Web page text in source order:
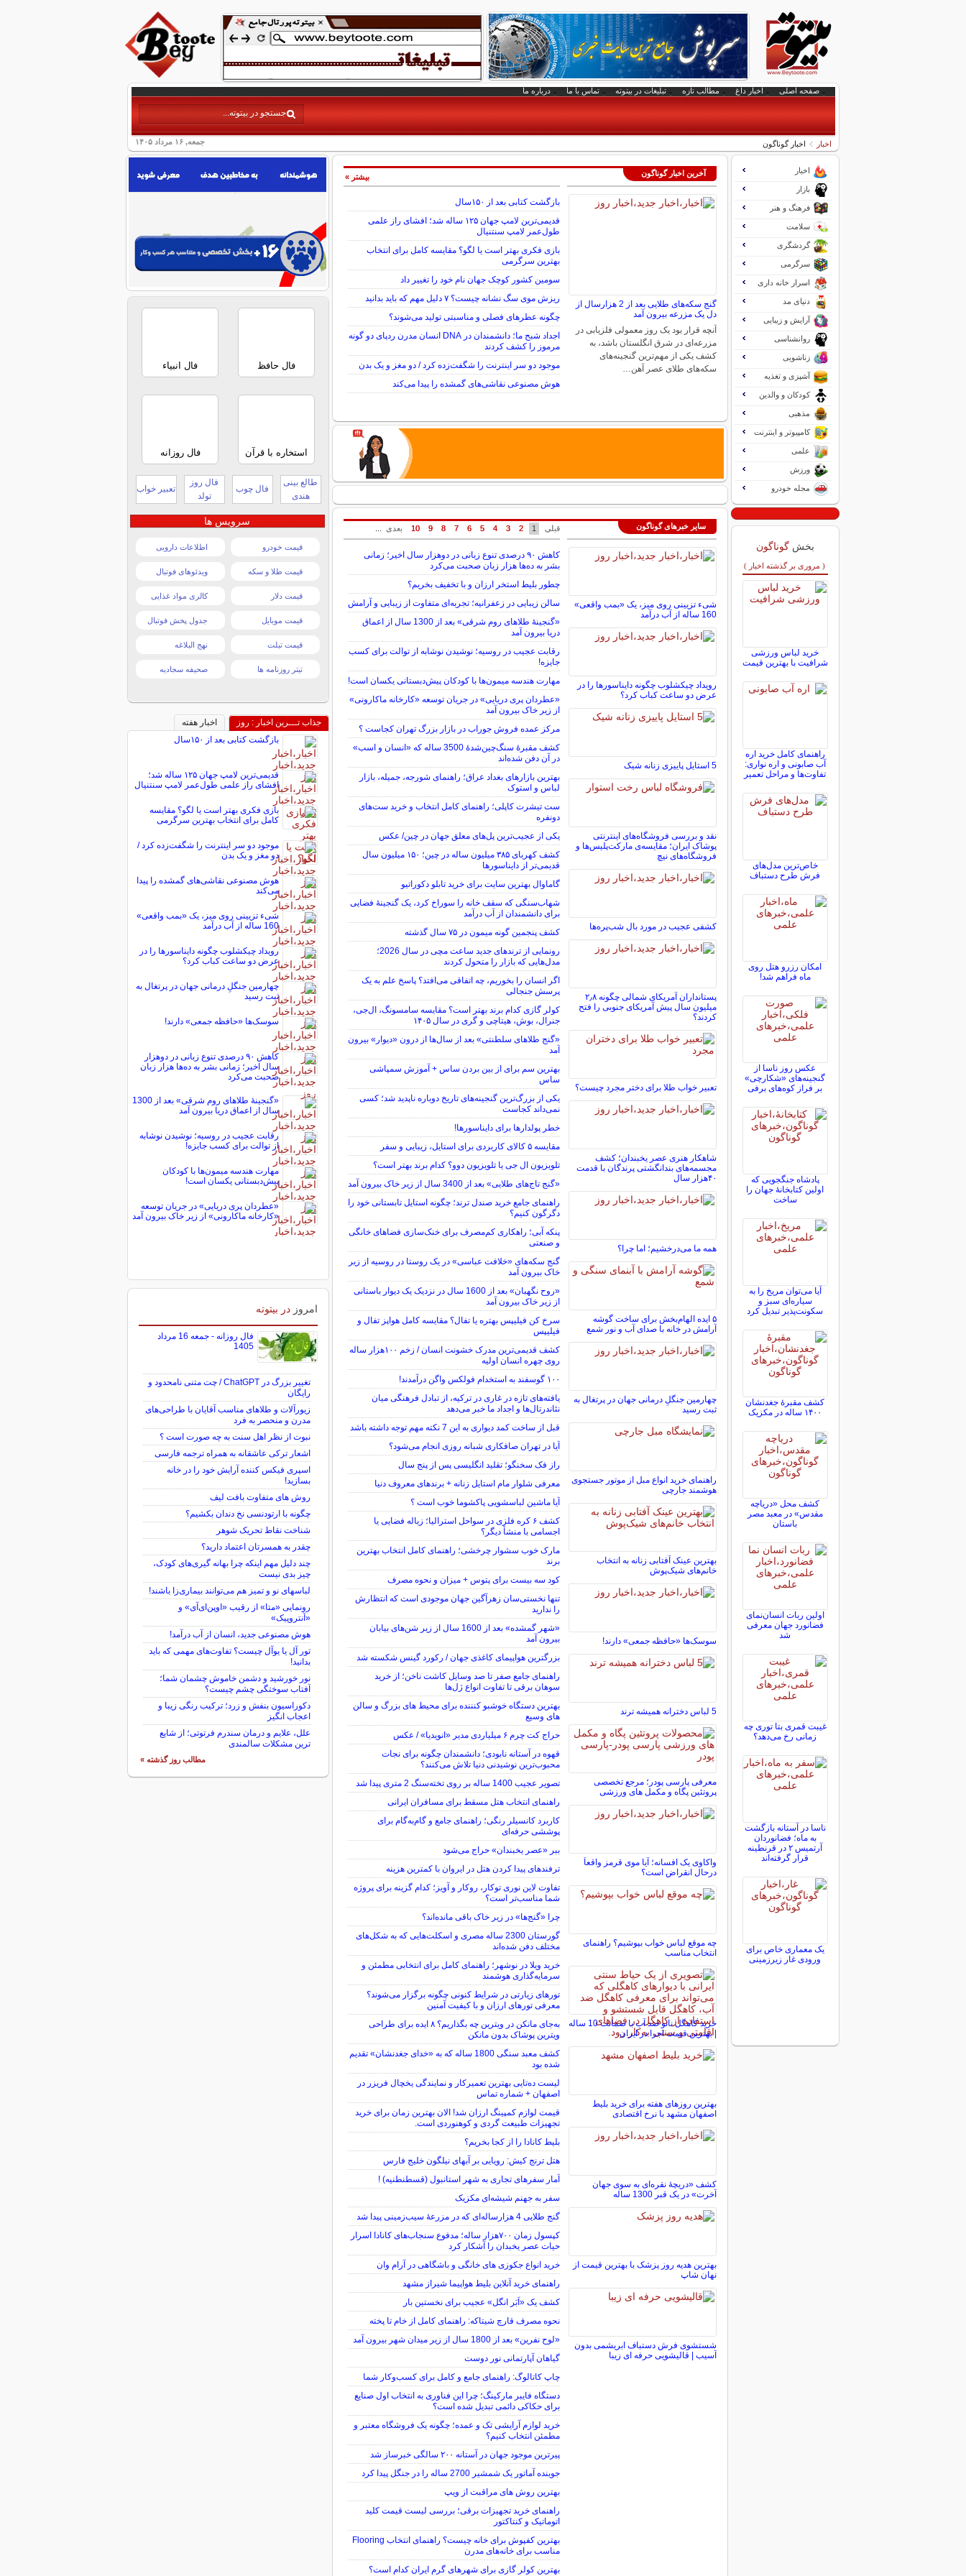
صفحه اصلی اخبار داغ مطالب تازه تبلیغات در بیتوته تماس با ما درباره ما
جمعه, ۱۶ مرداد ۱۴۰۵ اخبار اخبار گوناگون
آخرین اخبار گوناگون
گنج سکه‌های طلایی بعد از 2 هزارسال از
دل یک مزرعه بیرون آمد
آنچه قرار بود یک روز معمولی فلزیابی در
مزرعه‌ای در شرق انگلستان باشد، به
کشف یکی از مهم‌ترین گنجینه‌های
سکه‌های طلای عصر آهن…
بازگشت کتابی بعد از ۱۵۰سال
قدیمی‌ترین لامپ جهان ۱۲۵ ساله شد؛ افشای راز علمی
طول‌عمر لامپ سنتنیال
بازی فکری بهتر است یا لگو؟ مقایسه کامل برای انتخاب
بهترین سرگرمی
سومین کشور کوچک جهان نام خود را تغییر داد
ریزش موی سگ نشانه چیست؟ ۷ دلیل مهم که باید بدانید
چگونه عطرهای فصلی و مناسبتی تولید می‌شوند؟
اجداد شبح ما؛ دانشمندان در DNA انسان مدرن ردپای دو گونه
مرموز را کشف کردند
موجود دو سر اینترنت را شگفت‌زده کرد / دو مغز و یک بدن
هوش مصنوعی نقاشی‌های گمشده را پیدا می‌کند
بیشتر »
سایر خبرهای گوناگون
شیء تزیینی روی میز، یک «بمب واقعی»
160 ساله از آب درآمد
رویداد چیکشلوب چگونه دایناسورها را در
عرض دو ساعت کباب کرد؟
5 استایل پاییزی زنانه شیک
نقد و بررسی فروشگاه‌های اینترنتی
پوشاک ایران؛ مقایسه‌ی مارکت‌پلیس‌ها و
فروشگاه‌های نیچ
کشفی عجیب در مورد بال شب‌پره‌ها
پستانداران آمریکای شمالی چگونه ۲٫۸
میلیون سال پیش آمریکای جنوبی را فتح
کردند؟
تعبیر خواب طلا برای دختر مجرد چیست؟
شاهکار هنری عصر یخبندان؛ کشف
مجسمه‌های بندانگشتی‌ پرندگان با قدمت
۴۰هزار سال
همه ما می‌درخشیم؛ اما چرا؟
۵ ایده الهام‌بخش برای ساخت گوشه
آرامش در خانه با صدای آب و نور شمع
چهارمین جنگلِ درمانی جهان در پرتغال به
ثبت رسید
راهنمای خرید انواع مبل از موتور جستجوی
هوشمند جارچی
بهترین عینک آفتابی زنانه به انتخاب
خانم‌های شیک‌پوش
سوسک‌ها «حافظه جمعی» دارند!
5 لباس دخترانه همیشه ترند
معرفی پارسی پودر؛ مرجع تخصصی
پروتئین پگاه و مکمل‌ های ورزشی
واکاوی یک افسانه؛ آیا موی قرمز واقعاً
درحال انقراض است؟
چه موقع لباس خواب بپوشیم؟ راهنمای
انتخاب مناسب
خرید کاهگل نانو ضد آب با ضمانت 10 ساله
| بهترین قیمت اجرا در ایران
بهترین روزهای هفته برای خرید بلیط
اصفهان مشهد با نرخ اقتصادی
کشف «دریچۀ نقره‌ای به سوی جهان
آخرت» در یک قبر 1300 ساله
بهترین هدیه روز پزشک با بهترین قیمت از
نهان شاپ
شستشوی فرش دستباف ابریشمی بدون
آسیب | قالیشویی حرفه‌ ای زیبا
کاهش ۹۰ درصدی تنوع زبانی در دوهزار سال اخیر؛ زمانی
بشر به ده‌ها هزار زبان صحبت می‌کرد
چطور بلیط استخر ارزان‌ و با تخفیف بخریم؟
سالن زیبایی در زعفرانیه؛ تجربه‌ای متفاوت از زیبایی و آرامش
«گنجینۀ طلاهای روم شرقی» بعد از 1300 سال از اعماق
دریا بیرون آمد
رقابت عجیب در روسیه؛ نوشیدن نوشابه از توالت برای کسب
جایزه!
مهارت هندسه میمون‌ها با کودکان پیش‌دبستانی یکسان است!
«عطردان پری دریایی» در جریان توسعه «کارخانه ماکارونی»
از زیر خاک بیرون آمد
مرکز عمده فروش جوراب در بازار بزرگ تهران کجاست ؟
کشف مقبرۀ سنگ‌چین‌شدۀ 3500 ساله که «انسان و اسب»
در آن دفن شده‌اند
بهترین بازارهای بغداد عراق؛ راهنمای شورجه، جمیله، بازار
لباس و استوک
ست تیشرت کاپلی؛ راهنمای کامل انتخاب و خرید ست‌های
دونفره
یکی از عجیب‌ترین پل‌های معلق جهان در چین/ عکس
کشف کهربای ۳۸۵ میلیون ساله در چین؛ ۱۵۰ میلیون سال
قدیمی‌تر از دایناسورها
گاماوال بهترین سایت برای خرید تابلو دکوراتیو
شهاب‌سنگی که سقف خانه را سوراخ کرد، یک گنجینۀ فضایی
برای دانشمندان از آب درآمد
کشف پنجمین گونه میمون در ۷۵ سال گذشته
رونمایی از ترندهای جدید ساعت مچی در سال 2026؛
مدل‌هایی که بازار را متحول کردند
اگر انسان را بخوریم، چه اتفاقی می‌افتد؟ پاسخ علم به یک
پرسش جنجالی
کولر گازی کدام برند بهتر است؟ مقایسه سامسونگ، ال‌جی،
جنرال، بوش، هیتاچی و گری در سال ۱۴۰۵
«گنج طلاهای سلطنتی» بعد از سال‌ها از درون «دیوار» بیرون
آمد
بهترین سم برای از بین بردن ساس + آموزش سمپاشی
ساس
یکی از بزرگ‌ترین گنجینه‌های تاریخ دوباره ناپدید شد؛ کسی
نمی‌داند کجاست
خطر پولدارها برای دایناسورها!
مقایسه ۵ کالای کاربردی برای استایل، زیبایی و سفر
تلویزیون ال‌ جی یا تلویزیون دوو؟ کدام برند بهتر است؟
«گنج تاج‌های طلایی» بعد از 3400 سال از زیر خاک بیرون آمد
راهنمای جامع خرید صندل ترند؛ چگونه استایل تابستانی خود را
دگرگون کنیم؟
پنکه آبی؛ راهکاری کم‌مصرف برای خنک‌سازی فضاهای خانگی
و صنعتی
گنج سکه‌های «خلافت عباسی» در یک روستا در روسیه از زیر
خاک بیرون آمد
«روح نگهبان» بعد از 1600 سال در نزدیک یک دیوار باستانی
از زیر خاک بیرون آمد
سرخ کن فیلیپس بهتره یا تفال؟ مقایسه کامل هواپز تفال و
فیلیپس
کشف قدیمی‌ترین مدرک خشونت انسان / زخم ۱۰۰هزار ساله
روی چهره انسان اولیه
۱۰۰ گوسفند به استخدام فولکس واگن درآمدند!
یافته‌های تازه در غاری در ترکیه، از تبادل فرهنگی میان
نئاندرتال‌ها و اجداد ما خبر می‌دهد
قبل از ساخت کمد دیواری به این 7 نکته مهم توجه داشته باشد
آیا در تهران صافکاری شبانه روزی انجام می‌شود؟
راز فک سخنگو؛ تقلید انگلیسی پس از پنج سال
معرفی شلوار مام استایل زنانه + برندهای معروف دنیا
آیا ماشین لباسشویی پاکشوما خوب است ؟
کشف ۶ کره فلزی در سواحل استرالیا؛ زباله فضایی یا
اجسامی با منشأ دیگر؟
مارک خوب سشوار چرخشی؛ راهنمای کامل انتخاب بهترین
برند
کود سه بیست برای پتوس + میزان و نحوه مصرف
تنها نخستی‌سان زهرآگین جهان موجودی است که انتظارش
را ندارید
«شهر گمشده» بعد از 1600 سال از زیر شن‌های بیابان
بیرون آمد
بزرگترین هواپیمای کاغذی جهان / رکورد گینس شکسته شد
راهنمای جامع صفر تا صد وسایل کاشت ناخن؛ از خرید
سوهان برقی تا تفاوت انواع ژل‌ها
بهترین دستگاه خوشبو کنننده برای محیط های بزرگ و سالن
های وسیع
حراج کت چرم ۶ میلیاردی مدیر «انویدیا» / عکس
قهوه در آستانه نابودی؛ دانشمندان چگونه برای نجات
محبوب‌ترین نوشیدنی دنیا تلاش می‌کنند؟
تصویر عجیب 1400 ساله بر روی تخته‌سنگ 2 متری پیدا شد
راهنمای انتخاب هتل مسقط برای مسافران ایرانی
کاربرد کانسیلر رنگی؛ راهنمای جامع و گام‌به‌گام برای
پوششی حرفه‌ای
ببر «عصر یخبندان» حراج می‌شود
ترفندهای پیدا کردن هتل در ایروان با کمترین هزینه
تفاوت لاین نوری توکار، روکار و آویز؛ کدام گزینه برای پروژه
شما مناسب‌تر است؟
چرا «گنج‌ها» در زیر خاک باقی مانده‌اند؟
گورستان 2300 ساله مصری و اسکلت‌هایی که به شکل‌های
مختلف دفن شده‌اند
خرید ویلا در نوشهر؛ راهنمای کامل برای انتخابی مطمئن و
سرمایه‌گذاری هوشمند
تورهای زیارتی در شرایط کنونی چگونه برگزار می‌شوند؟
معرفی تورهای ارزان و با کیفیت آمنین
به‌جای مانکن در ویترین چه بگذاریم؟ ۸ ایده برای طراحی
ویترین پوشاک بدون مانکن
کشف معبد سنگی 1800 ساله که به «خدای جغدنشان» تقدیم
شده بود
لیست ده‌تایی بهترین تعمیرکار و نمایندگی یخچال فریزر در
اصفهان + شماره تماس
قیمت لوازم کمپینگ ارزان شد! الان بهترین زمان برای خرید
تجهیزات طبیعت‌ گردی و کوهنوردی است.
بلیط کانادا را از کجا بخریم؟
هتل ترنج کیش: رویایی بر آبهای نیلگون خلیج فارس
آمار سفرهای تجاری به شهر استانبول (قسطنطنیه) !
سفر به جهنم شیشه‌ای مکزیک
گنج طلایی 4 هزارساله‌ای که در مزرعۀ سیب‌زمینی پیدا شد
کپسول زمان ۷۰۰هزار ساله؛ مدفوع سنجاب‌های کانادا اسرار
حیات عصر یخبدان را آشکار کرد
خرید انواع جکوزی های خانگی و باشگاهی در آرام وان
راهنمای خرید آنلاین بلیط هواپیما شیراز مشهد
کشف یک «اَبَر انگل» عجیب برای نخستین بار
نحوه مصرف قارچ شیتاکه: راهنمای کامل از خام تا پخته
«لوح نفرین» بعد از 1800 سال از زیر میدان شهر بیرون آمد
گیاهان آپارتمانی نور دوست
چاپ کاتالوگ: راهنمای جامع و کامل برای کسب‌وکار شما
​دستگاه فایبر مارکینگ؛ چرا این فناوری به انتخاب اول صنایع
برای حکاکی دائمی تبدیل شده است؟
خرید لوازم آرایشی تک و عمده؛ چگونه یک فروشگاه معتبر و
مطمئن انتخاب کنیم؟
پیرترین موجود جهان در آستانه ۲۰۰ سالگی خبرساز شد
جوینده آماتور یک شمشیر 2700 ساله را در جنگل پیدا کرد
بهترین روش های مراقبت از ویپ
راهنمای خرید تجهیزات برقی؛ بررسی لیست قیمت کلید
اتوماتیک و کنتاکتور
بهترین کفپوش برای خانه چیست؟ راهنمای انتخاب Flooring
مناسب برای خانه‌های مدرن
بهترین کولر گازی برای شهرهای گرم ایران کدام است؟
قبلی 1
2
3
4
5
6
7
8
9
10 بعدی قبلی 1
2
3
4
5
6
7
8
9
10 بعدی
اخبار
بازار
فرهنگ و هنر
سلامت
گردشگری
سرگرمی
اسرار خانه داری
دنیای مد
آرایش و زیبایی
روانشناسی
زناشویی
آشپزی و تغذیه
کودکان و والدین
مذهبی
کامپیوتر و اینترنت
علمی
ورزش
مجله خودرو
بخش گوناگون
( مروری بر گذشته اخبار )
خرید لباس ورزشی
شرافیت با بهترین قیمت
راهنمای کامل خرید اره
آب صابونی و اره نواری:
تفاوت‌ها و مراحل تعمیر
خاص‌ترین مدل‌های
فرش طرح دستباف
امکان رزرو هتل روی
ماه فراهم شد!
عکس روز ناسا از
گنجینه‌های «شکارچی»
بر فراز کوه‌های برفی
پادشاه جنگجویی که
اولین کتابخانۀ جهان را
ساخت
آیا می‌توان مریخ را به
سیاره‌ای سبز و
سکونت‌پذیر تبدیل کرد
کشف مقبرۀ جغدنشان
۱۴۰۰ ساله در مکزیک
کشف محل «دریاچه
مقدس» در معبد مصر
باستان
اولین ربات انسان‌نمای
فضانورد جهان معرفی
شد
غیبت قمری بتا توری چه
زمانی رخ می‌دهد؟
ناسا در آستانه بازگشت
به ماه؛ فضانوردان
آرتمیس ۲ در قرنطینه
قرار گرفته‌اند
یک معماری خاص برای
ورودی غار زیرزمینی
فال حافظ فال انبیاء
استخاره با قرآن فال روزانه
طالع بینی
هندی
فال چوب
فال روز
تولد
تعبیر خواب
سرویس ها
قیمت خودرو اطلاعات دارویی
قیمت طلا و سکه ویدئوهای فوتبال
قیمت دلار کالری مواد غذایی
قیمت موبایل جدول پخش فوتبال
قیمت تبلت نهج البلاغه
تیتر روزنامه ها صحیفه سجادیه
جذاب تـــرین اخبار : روز
اخبار هفته
بازگشت کتابی بعد از ۱۵۰سال
قدیمی‌ترین لامپ جهان ۱۲۵ ساله شد؛
افشای راز علمی طول‌عمر لامپ سنتنیال
بازی فکری بهتر است یا لگو؟ مقایسه
کامل برای انتخاب بهترین سرگرمی
موجود دو سر اینترنت را شگفت‌زده کرد /
دو مغز و یک بدن
هوش مصنوعی نقاشی‌های گمشده را پیدا
می‌کند
شیء تزیینی روی میز، یک «بمب واقعی»
160 ساله از آب درآمد
رویداد چیکشلوب چگونه دایناسورها را در
عرض دو ساعت کباب کرد؟
چهارمین جنگلِ درمانی جهان در پرتغال به
ثبت رسید
سوسک‌ها «حافظه جمعی» دارند!
کاهش ۹۰ درصدی تنوع زبانی در دوهزار
سال اخیر؛ زمانی بشر به ده‌ها هزار زبان
صحبت می‌کرد
«گنجینۀ طلاهای روم شرقی» بعد از 1300
سال از اعماق دریا بیرون آمد
رقابت عجیب در روسیه؛ نوشیدن نوشابه
از توالت برای کسب جایزه!
مهارت هندسه میمون‌ها با کودکان
پیش‌دبستانی یکسان است!
«عطردان پری دریایی» در جریان توسعه
«کارخانه ماکارونی» از زیر خاک بیرون آمد
امروز در بیتوته
فال روزانه - جمعه 16 مرداد
1405
تغییر بزرگ در ChatGPT / چت متنی نامحدود و
رایگان
زیورآلات و طلاهای مناسب آقایان با طراحی‌های
مدرن و منحصر به فرد
نبوت از نظر اهل سنت به چه صورت است ؟
اشعار ترکی عاشقانه به همراه ترجمه فارسی
اسپری فیکس کننده آرایش خود را در خانه
بسازید!
روش های متفاوت بافت لیف
چگونه با ارتودنسی نخ دندان بکشیم؟
شناخت نقاط تحریک شوهر
چقدر به همسرتان اعتماد دارید؟
چند دلیل مهم اینکه چرا بهانه گیری‌های کودک،
چیز بدی نیست
لباس‎های نو و تمیز هم می‌توانند بیماری‌زا باشند!
رونمایی «متا» از رقیب «اوپن‌ای‌آی» و
«آنتروپیک»
هوش مصنوعی جدید، انسان از آب درآمد!
تور آل یا یوآل چیست؟ تفاوت‌های مهمی که باید
بدانید!
نور خورشید و دشمن خاموش چشمان شما؛
آفتاب سوختگی چشم چیست؟
دکوراسیون بنفش و زرد؛ ترکیب رنگی زیبا و
اعجاب انگیز
علل، علایم و درمان سندرم فرتوتی؛ از شایع
ترین مشکلات سالمندی
مطالب روز گذشته »